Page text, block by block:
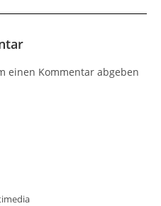
einen Kommentar abgeben